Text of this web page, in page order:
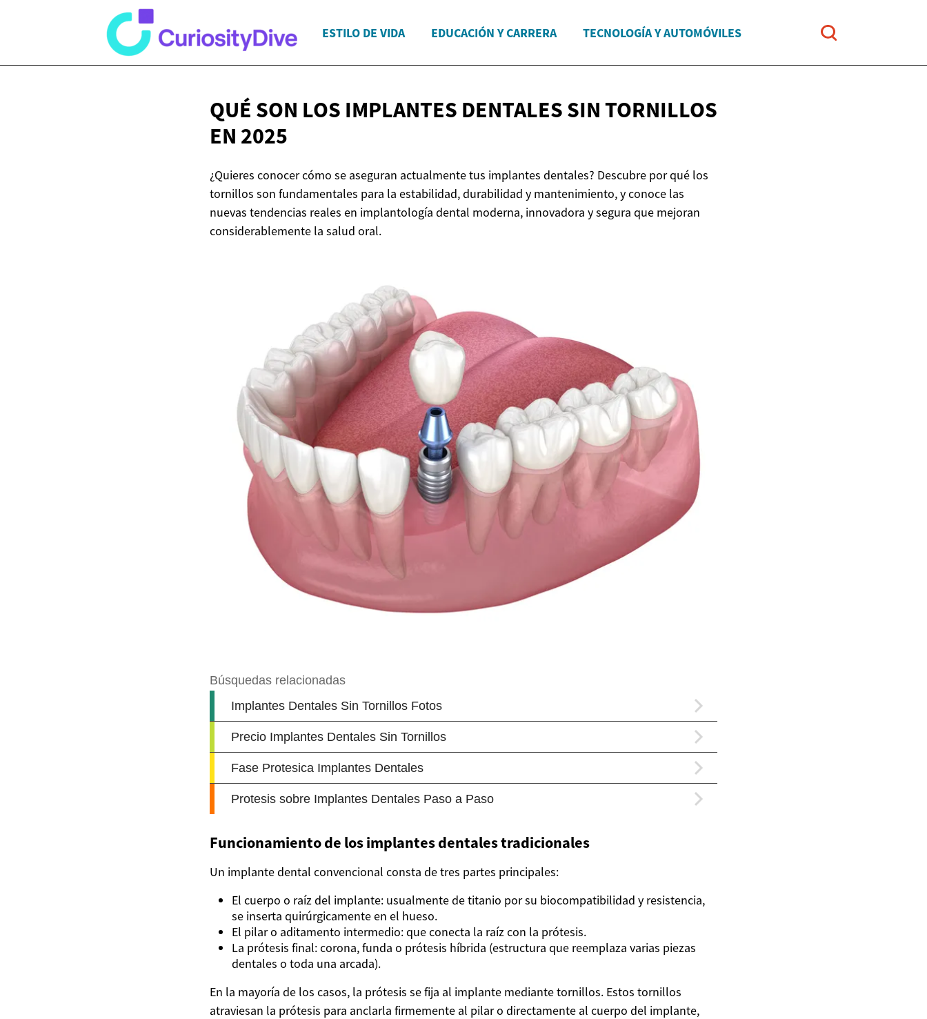
ESTILO DE VIDA EDUCACIÓN Y CARRERA TECNOLOGÍA Y AUTOMÓVILES
QUÉ SON LOS IMPLANTES DENTALES SIN TORNILLOS
EN 2025
¿Quieres conocer cómo se aseguran actualmente tus implantes dentales? Descubre por qué los
tornillos son fundamentales para la estabilidad, durabilidad y mantenimiento, y conoce las
nuevas tendencias reales en implantología dental moderna, innovadora y segura que mejoran
considerablemente la salud oral.
Funcionamiento de los implantes dentales tradicionales
Un implante dental convencional consta de tres partes principales:
El cuerpo o raíz del implante: usualmente de titanio por su biocompatibilidad y resistencia,
se inserta quirúrgicamente en el hueso.
El pilar o aditamento intermedio: que conecta la raíz con la prótesis.
La prótesis final: corona, funda o prótesis híbrida (estructura que reemplaza varias piezas
dentales o toda una arcada).
En la mayoría de los casos, la prótesis se fija al implante mediante tornillos. Estos tornillos
atraviesan la prótesis para anclarla firmemente al pilar o directamente al cuerpo del implante,